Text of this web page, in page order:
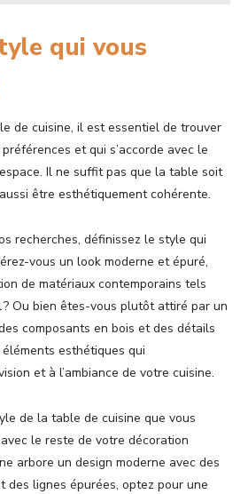
qui vous
de cuisine, il est essentiel de trouver
et qui s’accorde avec le
Il ne suffit pas que la table soit
être esthétiquement cohérente.
recherches, définissez le style qui
vous un look moderne et épuré,
de matériaux contemporains tels
Ou bien êtes-vous plutôt attiré par un
composants en bois et des détails
esthétiques qui
et à l’ambiance de votre cuisine.
de la table de cuisine que vous
le reste de votre décoration
arbore un design moderne avec des
des lignes épurées, optez pour une